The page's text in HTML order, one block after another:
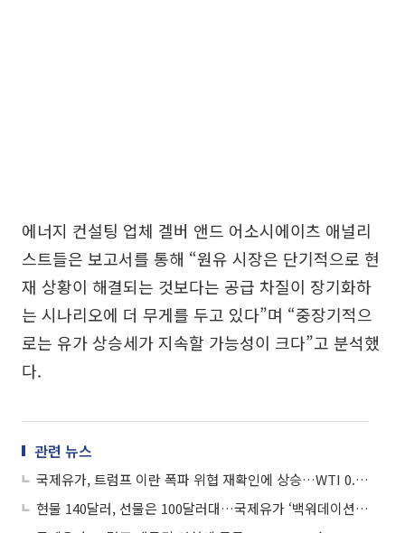
에너지 컨설팅 업체 겔버 앤드 어소시에이츠 애널리
스트들은 보고서를 통해 “원유 시장은 단기적으로 현
재 상황이 해결되는 것보다는 공급 차질이 장기화하
는 시나리오에 더 무게를 두고 있다”며 “중장기적으
로는 유가 상승세가 지속할 가능성이 크다”고 분석했
다.
관련 뉴스
국제유가, 트럼프 이란 폭파 위협 재확인에 상승…WTI 0.8%↑
현물 140달러, 선물은 100달러대…국제유가 ‘백워데이션’ 터졌다